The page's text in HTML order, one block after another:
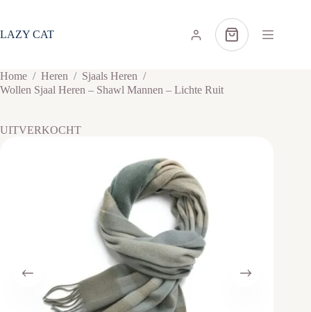
de
LAZY CAT Winkelwagen
Home / Heren / Sjaals Heren /
Wollen Sjaal Heren – Shawl Mannen – Lichte Ruit
UITVERKOCHT